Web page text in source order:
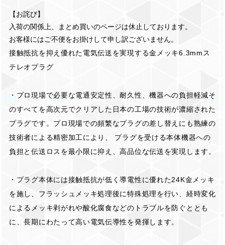
【お詫び】
入荷の関係上、まとめ買いのページは休止しております。
お客様にはご不便をお掛けして申し訳ございません。
接触抵抗を抑え優れた電気伝送を実現する金メッキ6.3mmス
テレオプラグ
・プロ現場で必要な電通安定性、耐久性、機器への負担軽減そ
のすべてを高次元でクリアした日本の工場の技術が濃縮された
プラグです。プロ現場での頻繁なプラグの差し替えにも熟練の
技術者による精密加工により、 プラグを受ける本体機器への
負担と伝送ロスを最小限に抑え、高品位な伝送を実現します。
・プラグ本体には接触抵抗が低く導電性に優れた24K金メッキ
を施し、フラッシュメッキ処理後に特殊処理を行い、経時変化
によるメッキ剥がれや酸化腐食などのトラブルを防ぐととも
に、長期にわたって高い電気伝導性を発揮します。